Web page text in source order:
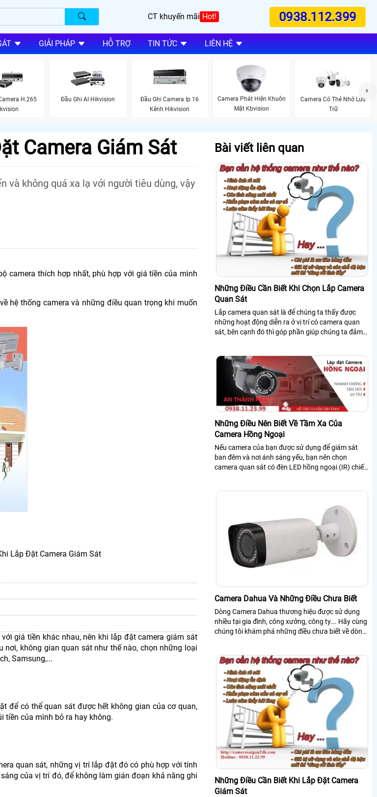
CT khuyến mãi Hot! 0938.112.399
GIẢI PHÁP HỖ TRỢ TIN TỨC LIÊN HỆ
H.265
Đầu Ghi AI Hikvision
Đầu Ghi Camera Ip 16
Kênh Hikvision
Camera Phát Hiện Khuôn
Mặt Kbvision
Camera Có Thẻ Nhớ Lưu
Trữ
Camera Giám Sát
và không quá xa lạ với người tiêu dùng, vậy
camera thích hợp nhất, phù hợp với giá tiền của mình
hệ thống camera và những điều quan trọng khi muốn
Lắp Đặt Camera Giám Sát
giá tiền khác nhau, nên khi lắp đặt camera giám sát
không gian quan sát như thế nào, chọn những loại
Samsung,...
để có thể quan sát được hết không gian của cơ quan,
tiền của mình bỏ ra hay không.
quan sát, những vị trí lắp đặt đó có phù hợp với tính
của vị trí đó, để không làm gián đoạn khả năng ghi
Bài viết liên quan
Những Điều Cần Biết Khi Chọn Lắp Camera
Quan Sát
Lắp camera quan sát là để chúng ta thấy được
những hoạt động diễn ra ở vị trí có camera quan
sát, bên cạnh đó thì góp phần giúp chúng ta đảm
Những Điều Nên Biết Về Tầm Xa Của
Camera Hồng Ngoại
Nếu camera của bạn được sử dụng để giám sát
ban đêm và nơi ánh sáng yếu, bạn nên chọn
camera quan sát có đèn LED hồng ngoại (IR) chiếu
Camera Dahua Và Những Điều Chưa Biết
Dòng Camera Dahua thương hiệu được sử dụng
nhiều tại gia đình, công xưởng, công ty…. Hãy cùng
chúng tôi khám phá những điều chưa biết về dòng
Những Điều Cần Biết Khi Lắp Đặt Camera
Giám Sát